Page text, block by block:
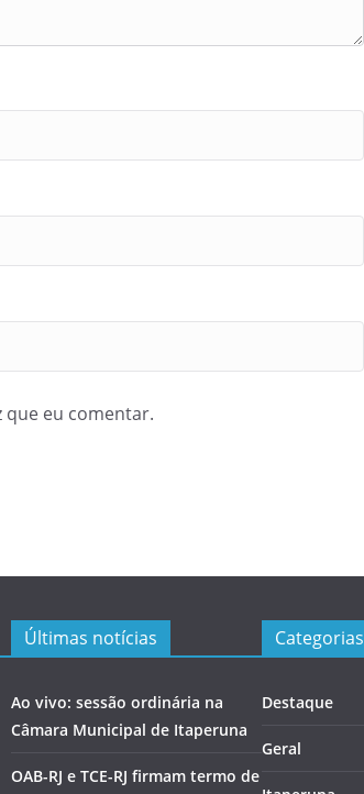
que eu comentar.
Últimas notícias
Ao vivo: sessão ordinária na
Câmara Municipal de Itaperuna
OAB-RJ e TCE-RJ firmam termo de
Categorias
Destaque
Geral